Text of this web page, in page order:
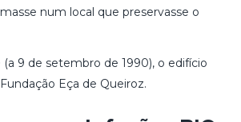
num local que preservasse o
9 de setembro de 1990), o edifício
Eça de Queiroz.